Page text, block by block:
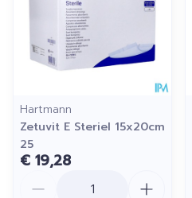
Hartmann
Zetuvit E Steriel 15x20cm
25
€ 19,28